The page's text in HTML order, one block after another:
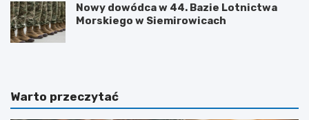
Nowy dowódca w 44. Bazie Lotnictwa
Morskiego w Siemirowicach
Warto przeczytać